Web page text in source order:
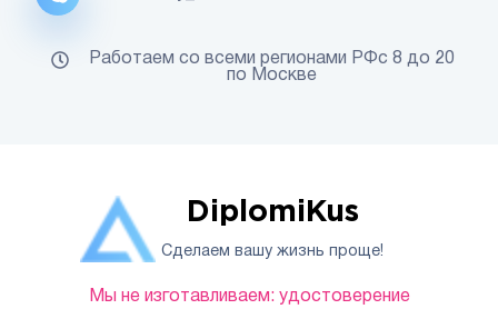
DiplomiKus
Сделаем вашу жизнь проще!
Мы не изготавливаем: удостоверение
Работаем со всеми регионами РФс 8 до 20
по Москве